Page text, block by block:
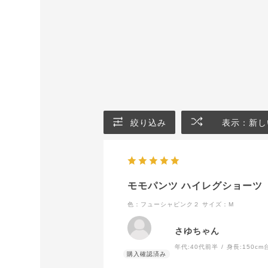
絞り込み 表示：新
モモパンツ ハイレグショーツ
色：フューシャピンク２ サイズ：M
さゆちゃん
年代:40代前半 身長: 150cm